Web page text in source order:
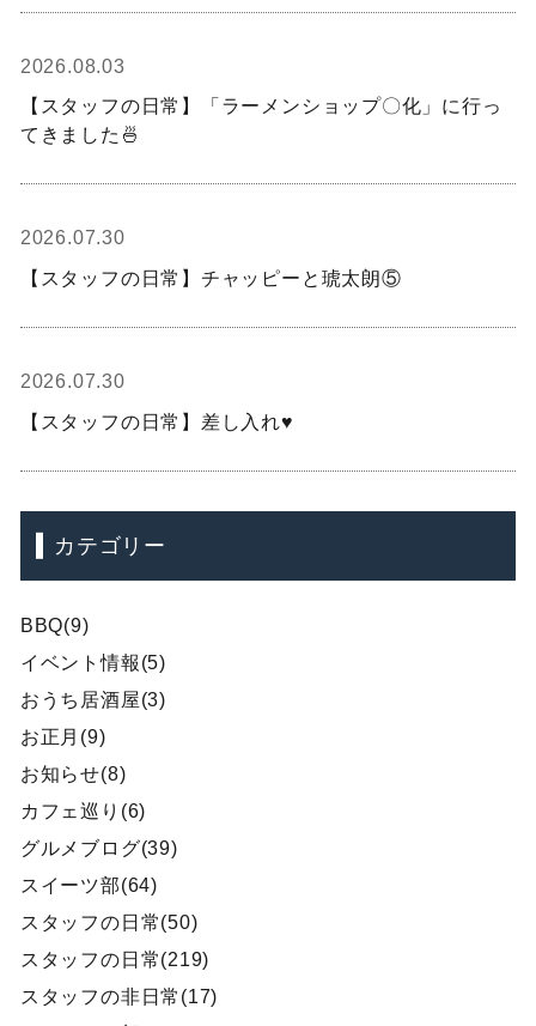
2026.08.03
【スタッフの日常】「ラーメンショップ〇化」に行っ
てきました🍜
2026.07.30
【スタッフの日常】チャッピーと琥太朗⑤
2026.07.30
【スタッフの日常】差し入れ♥
カテゴリー
BBQ(9)
イベント情報(5)
おうち居酒屋(3)
お正月(9)
お知らせ(8)
カフェ巡り(6)
グルメブログ(39)
スイーツ部(64)
スタッフの日常(50)
スタッフの日常(219)
スタッフの非日常(17)